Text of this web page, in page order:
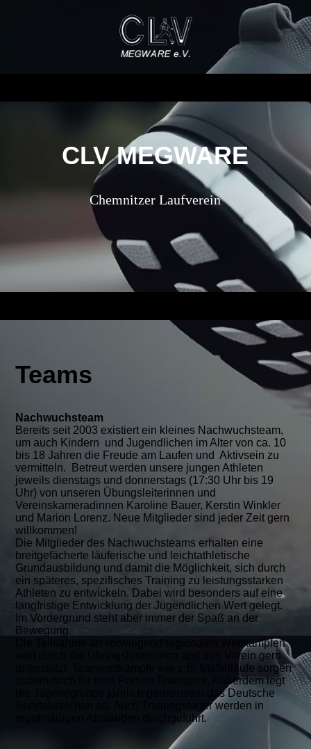
CLV MEGWARE
Chemnitzer Laufverein
Teams
Nachwuchsteam
Bereits seit 2003 existiert ein kleines Nachwuchsteam,
um auch Kindern und Jugendlichen im Alter von ca. 10
bis 18 Jahren die Freude am Laufen und Aktivsein zu
vermitteln. Betreut werden unsere jungen Athleten
jeweils dienstags und donnerstags (17:30 Uhr bis 19
Uhr) von unseren Übungsleiterinnen und
Vereinskameradinnen Karoline Bauer, Kerstin Winkler
und Marion Lorenz. Neue Mitglieder sind jeder Zeit gern
willkommen!
Die Mitglieder des Nachwuchsteams erhalten eine
breitgefächerte läuferische und leichtathletische
Grundausbildung und damit die Möglichkeit, sich durch
ein späteres, spezifisches Training zu leistungsstarken
Athleten zu entwickeln. Dabei wird besonders auf eine
langfristige Entwicklung der Jugendlichen Wert gelegt.
Im Vordergrund steht aber immer der Spaß an der
Bewegung.
Die Teilnahme an vorwiegend regionalen Wettkämpfen
wird durch die Übungsleiterinnen und den Verein gern
unterstützt. Teamwettkämpfe wie z.B. Staffelläufe sorgen
zudem noch für eine Portion Teamspirit. Außerdem legt
die Jugendgruppe jährlich gemeinsam das Deutsche
Sportabzeichen ab. Auch Trainingslager werden in
regelmäßigen Abständen durchgeführt.